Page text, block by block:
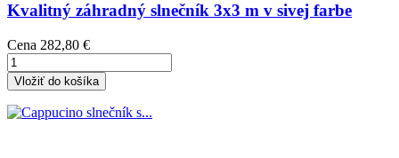
Kvalitný záhradný slnečník 3x3 m v sivej farbe
Cena 282,80 €
Vložiť do košíka